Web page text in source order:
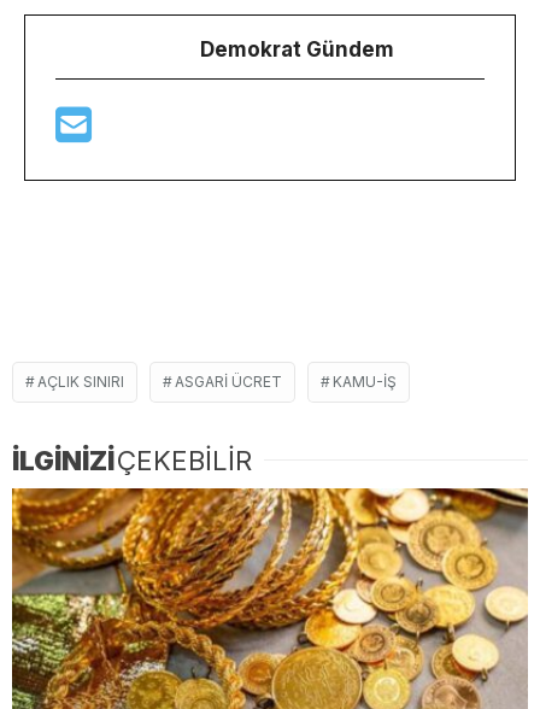
Demokrat Gündem
AÇLIK SINIRI ASGARI ÜCRET KAMU-İŞ
İLGİNİZİÇEKEBİLİR